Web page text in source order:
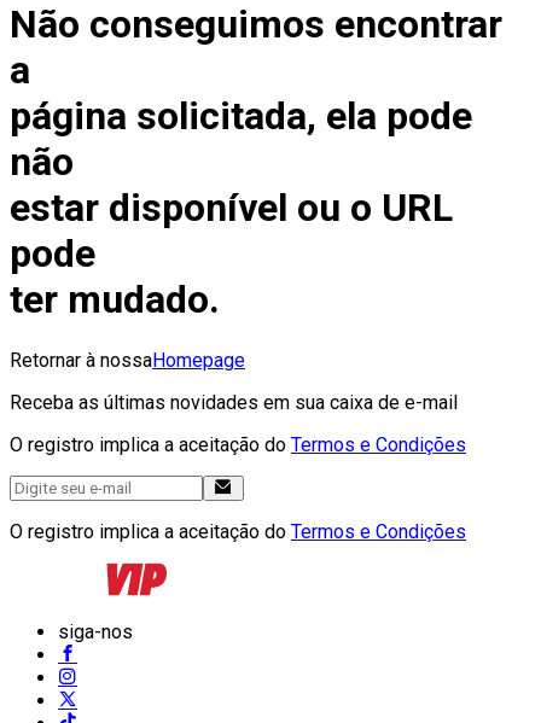
Não conseguimos encontrar
a
página solicitada, ela pode
não
estar disponível ou o URL
pode
ter mudado.
Retornar à nossaHomepage
Receba as últimas novidades em sua caixa de e-mail
O registro implica a aceitação do Termos e Condições
O registro implica a aceitação do Termos e Condições
siga-nos